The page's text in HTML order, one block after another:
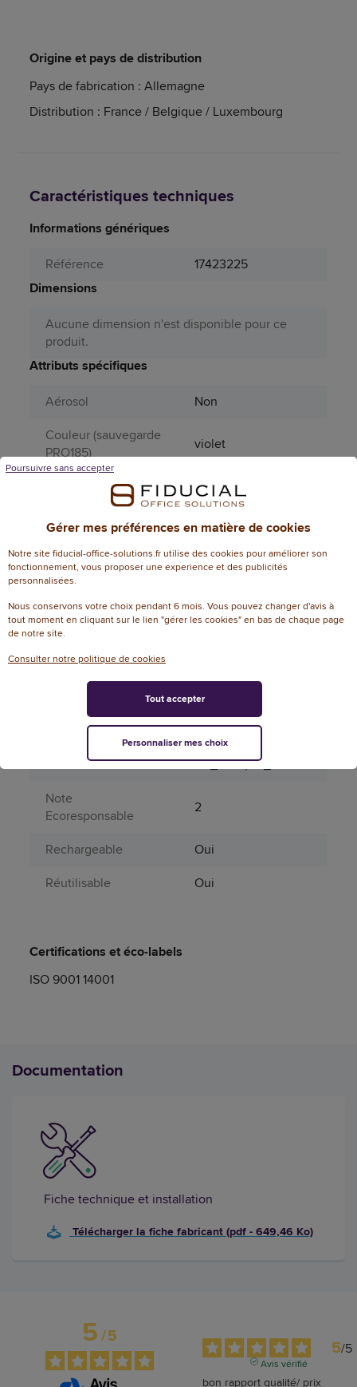
Origine et pays de distribution
Pays de fabrication : Allemagne
Distribution : France / Belgique / Luxembourg
Caractéristiques techniques
Informations génériques
Référence
17423225
Dimensions
Aucune dimension n'est disponible pour ce
produit.
Attributs spécifiques
Aérosol
Non
Couleur (sauvegarde
PRO185)
violet
Non
Matière principale
Plastique
Page catalogue
année N
832
Produit dangereux
Non
Périssable
Informations environnementales
50
Contenu recyclable
Oui
Normes et labels
iso_9001,iso_14001
Note
Ecoresponsable
2
Rechargeable
Oui
Réutilisable
Oui
Certifications et éco-labels
ISO 9001 14001
Documentation
Fiche technique et installation
Télécharger la fiche fabricant (pdf - 649,46 Ko)
5/5 5/5
Avis vérifié
bon rapport qualité/ prix
Gérer mes préférences en matière de cookies
Notre site fiducial-office-solutions.fr utilise des cookies pour améliorer son
fonctionnement, vous proposer une experience et des publicités
personnalisées.
Nous conservons votre choix pendant 6 mois. Vous pouvez changer d'avis à
tout moment en cliquant sur le lien "gérer les cookies" en bas de chaque page
de notre site.
Consulter notre politique de cookies
Poursuivre sans accepter
Personnaliser mes choix
Tout accepter